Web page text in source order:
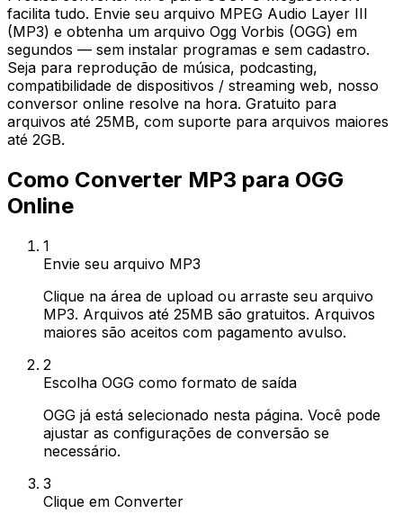
facilita tudo. Envie seu arquivo MPEG Audio Layer III
(MP3) e obtenha um arquivo Ogg Vorbis (OGG) em
segundos — sem instalar programas e sem cadastro.
Seja para reprodução de música, podcasting,
compatibilidade de dispositivos / streaming web, nosso
conversor online resolve na hora. Gratuito para
arquivos até 25MB, com suporte para arquivos maiores
até 2GB.
Como Converter MP3 para OGG
Online
1
Envie seu arquivo MP3
Clique na área de upload ou arraste seu arquivo
MP3. Arquivos até 25MB são gratuitos. Arquivos
maiores são aceitos com pagamento avulso.
2
Escolha OGG como formato de saída
OGG já está selecionado nesta página. Você pode
ajustar as configurações de conversão se
necessário.
3
Clique em Converter